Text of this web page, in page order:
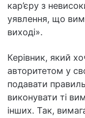
кар’єру з
уявлення, що
виході».
Керівник, який
авторитетом у
подавати
виконувати ті
інших. Так,